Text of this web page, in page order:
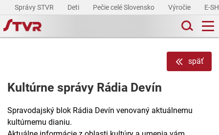
Správy STVR Deti Pečie celé Slovensko Výročie E-
späť
Kultúrne správy Rádia Devín
Spravodajský blok Rádia Devín venovaný aktuálnemu
kultúrnemu dianiu.